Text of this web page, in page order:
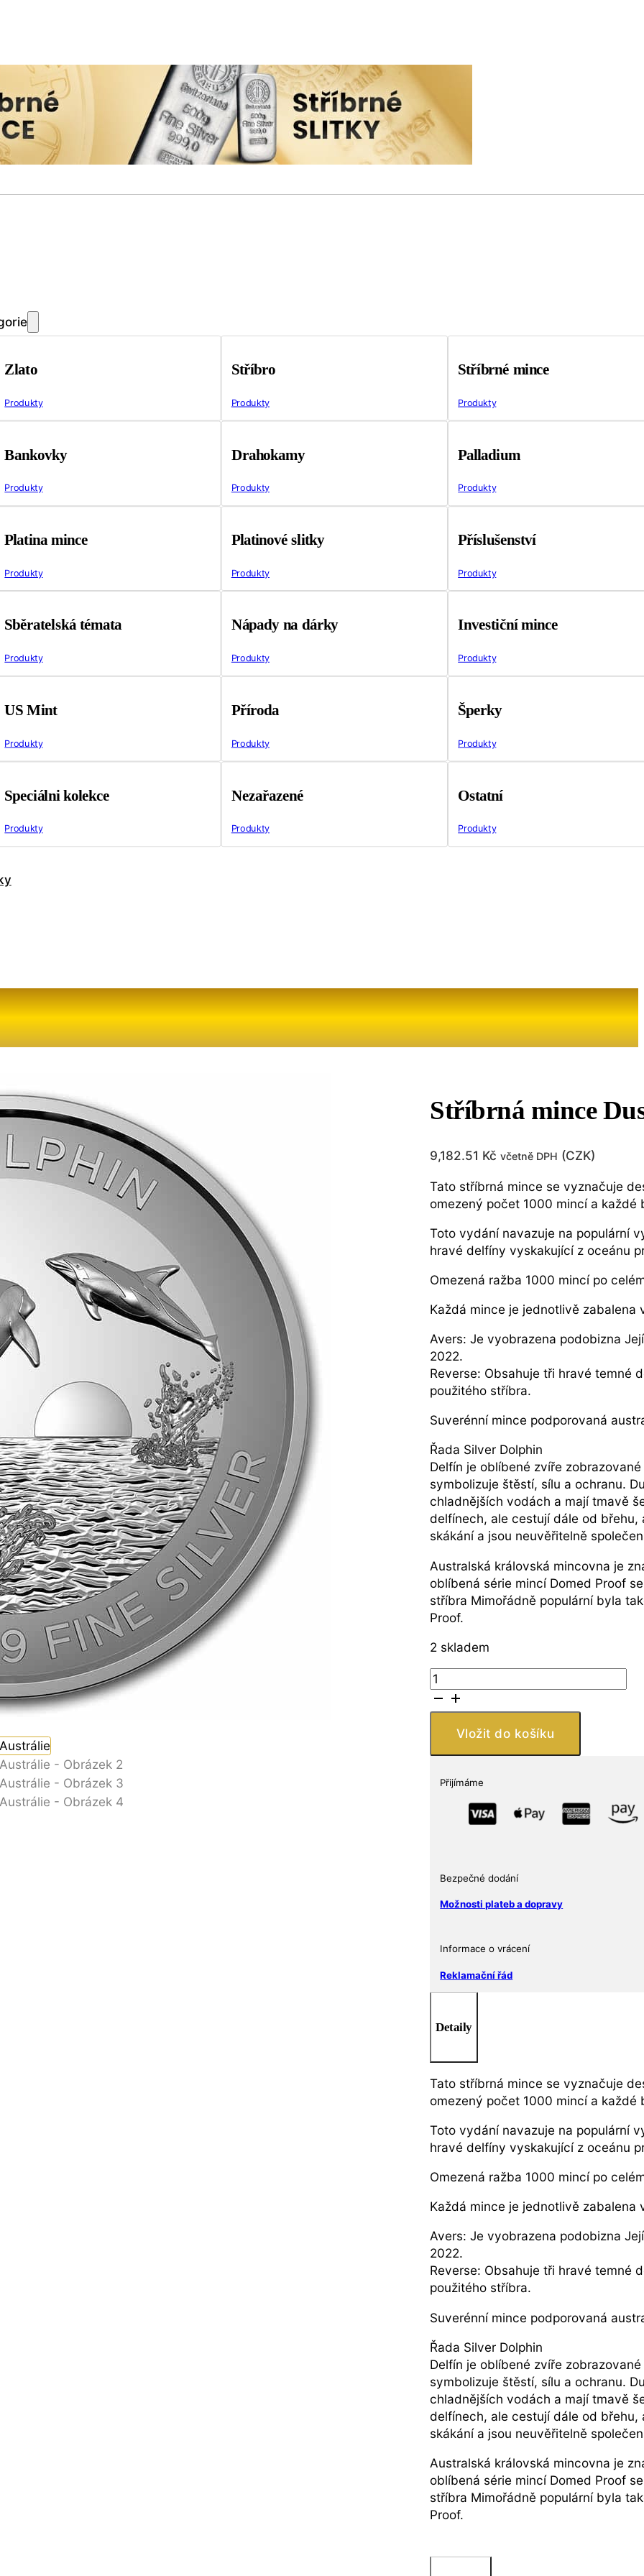
Zlato
Produkty
Stříbro
Produkty
Stříbrné mince
Produkty
Bankovky
Produkty
Drahokamy
Produkty
Palladium
Produkty
Platina mince
Produkty
Platinové slitky
Produkty
Příslušenství
Produkty
Sběratelská témata
Produkty
Nápady na dárky
Produkty
Investiční mince
Produkty
US Mint
Produkty
Příroda
Produkty
Šperky
Produkty
Speciálni kolekce
Produkty
Nezařazené
Produkty
Ostatní
Produkty
Stříbrná mince
9,182.51 Kč včetně DPH (CZK)
Tato stříbrná mince se vyznačuje
omezený počet 1000 mincí a
Toto vydání navazuje na populární
hravé delfíny vyskakující z oceánu
Omezená ražba 1000 mincí po
Každá mince je jednotlivě
Avers: Je vyobrazena podobizna
2022.
Reverse: Obsahuje tři hravé temné
použitého stříbra.
Suverénní mince podporovaná
Řada Silver Dolphin
Delfín je oblíbené zvíře
symbolizuje štěstí, sílu a ochranu.
chladnějších vodách a mají tmavě
delfínech, ale cestují dále od
skákání a jsou neuvěřitelně
Australská královská mincovna je
oblíbená série mincí Domed Proof
stříbra Mimořádně populární byla
Proof.
2 skladem
Stříbrná
mince
Dusky
DolphinVložit do košíku
Přijímáme
Bezpečné dodání
Možnosti plateb a dopravy
Informace o vrácení
Reklamační řád
Detaily
Tato stříbrná mince se vyznačuje
omezený počet 1000 mincí a
Toto vydání navazuje na populární
hravé delfíny vyskakující z oceánu
Omezená ražba 1000 mincí po
Každá mince je jednotlivě
Avers: Je vyobrazena podobizna
2022.
Reverse: Obsahuje tři hravé temné
použitého stříbra.
Suverénní mince podporovaná
Řada Silver Dolphin
Delfín je oblíbené zvíře
symbolizuje štěstí, sílu a ochranu.
chladnějších vodách a mají tmavě
delfínech, ale cestují dále od
skákání a jsou neuvěřitelně
Australská královská mincovna je
oblíbená série mincí Domed Proof
stříbra Mimořádně populární byla
Proof.